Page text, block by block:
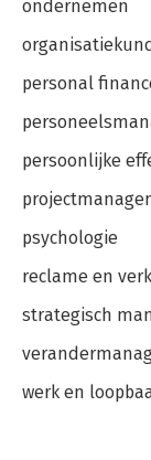
ondernemen
personal
persoonlijke
psychologie
reclame en
strategisch
werk en